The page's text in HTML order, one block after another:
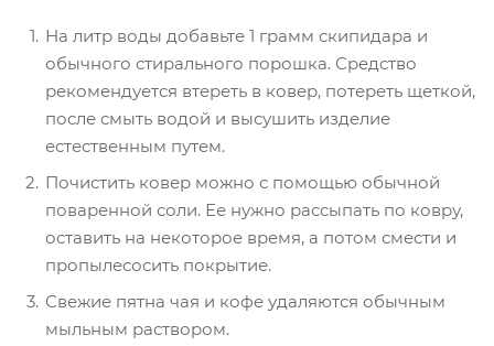
На литр воды добавьте 1 грамм скипидара и
обычного стирального порошка. Средство
рекомендуется втереть в ковер, потереть щеткой,
после смыть водой и высушить изделие
естественным путем.
Почистить ковер можно с помощью обычной
поваренной соли. Ее нужно рассыпать по ковру,
оставить на некоторое время, а потом смести и
пропылесосить покрытие.
Свежие пятна чая и кофе удаляются обычным
мыльным раствором.